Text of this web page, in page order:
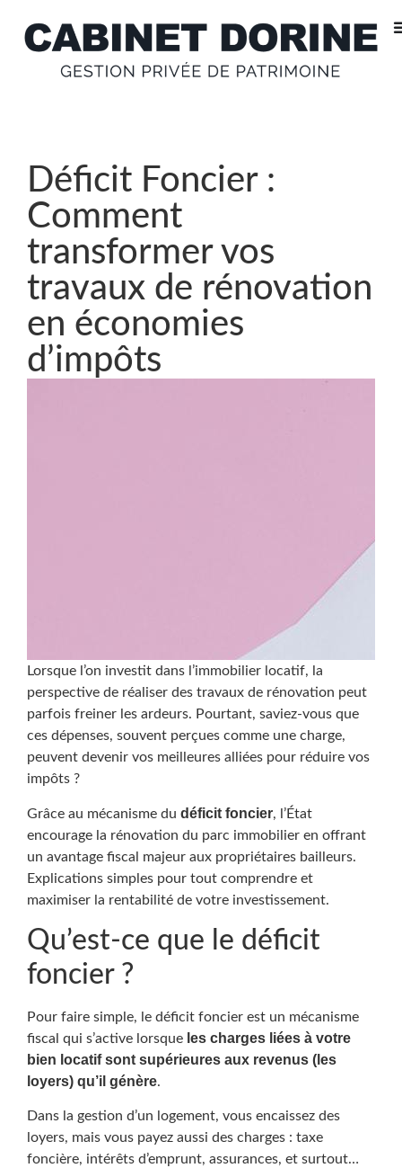
Déficit Foncier :
Comment
transformer vos
travaux de rénovation
en économies
d’impôts
Lorsque l’on investit dans l’immobilier locatif, la
perspective de réaliser des travaux de rénovation peut
parfois freiner les ardeurs. Pourtant, saviez-vous que
ces dépenses, souvent perçues comme une charge,
peuvent devenir vos meilleures alliées pour réduire vos
impôts ?
Grâce au mécanisme du déficit foncier, l’État
encourage la rénovation du parc immobilier en offrant
un avantage fiscal majeur aux propriétaires bailleurs.
Explications simples pour tout comprendre et
maximiser la rentabilité de votre investissement.
Qu’est-ce que le déficit
foncier ?
Pour faire simple, le déficit foncier est un mécanisme
fiscal qui s’active lorsque les charges liées à votre
bien locatif sont supérieures aux revenus (les
loyers) qu’il génère.
Dans la gestion d’un logement, vous encaissez des
loyers, mais vous payez aussi des charges : taxe
foncière, intérêts d’emprunt, assurances, et surtout…